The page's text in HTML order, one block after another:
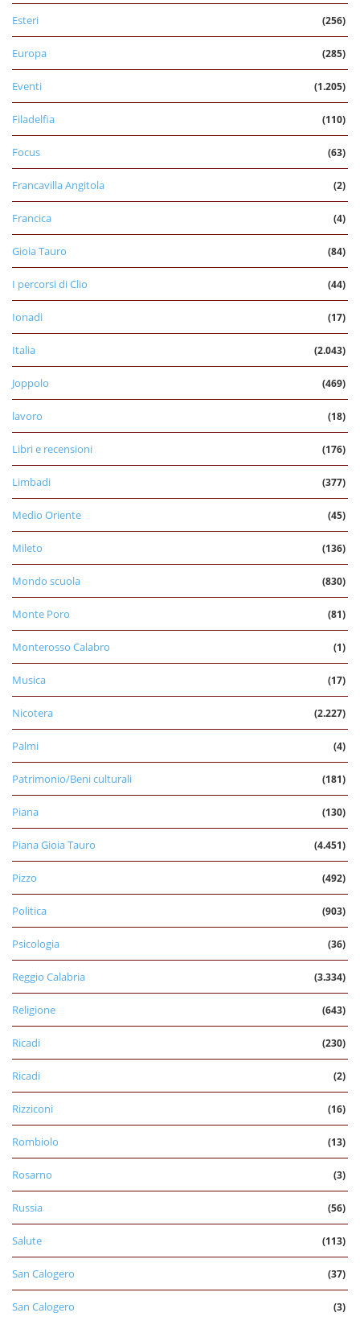
Esteri (256)
Europa (285)
Eventi (1.205)
Filadelfia (110)
Focus (63)
Francavilla Angitola (2)
Francica (4)
Gioia Tauro (84)
I percorsi di Clio (44)
Ionadi (17)
Italia (2.043)
Joppolo (469)
lavoro (18)
Libri e recensioni (176)
Limbadi (377)
Medio Oriente (45)
Mileto (136)
Mondo scuola (830)
Monte Poro (81)
Monterosso Calabro (1)
Musica (17)
Nicotera (2.227)
Palmi (4)
Patrimonio/Beni culturali (181)
Piana (130)
Piana Gioia Tauro (4.451)
Pizzo (492)
Politica (903)
Psicologia (36)
Reggio Calabria (3.334)
Religione (643)
Ricadi (230)
Ricadi (2)
Rizziconi (16)
Rombiolo (13)
Rosarno (3)
Russia (56)
Salute (113)
San Calogero (37)
San Calogero (3)